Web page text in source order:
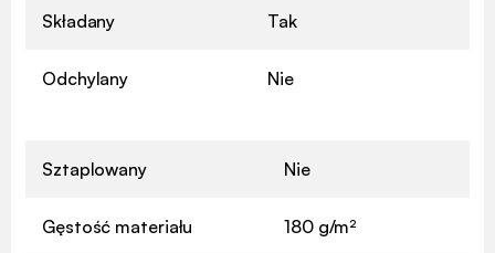
Składany Tak
Odchylany Nie
Sztaplowany Nie
Gęstość materiału 180 g/m²